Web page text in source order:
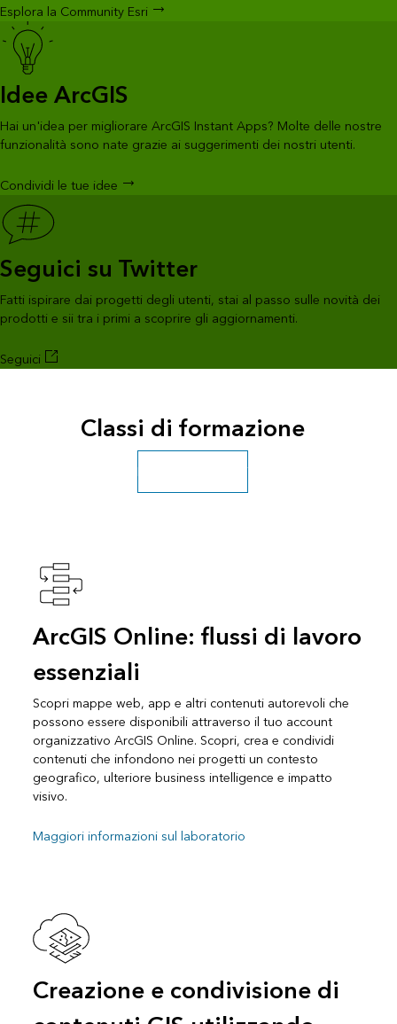
Esplora la Community Esri
Idee ArcGIS
Hai un'idea per migliorare ArcGIS Instant Apps? Molte delle nostre
funzionalità sono nate grazie ai suggerimenti dei nostri utenti.
Condividi le tue idee
Seguici su Twitter
Fatti ispirare dai progetti degli utenti, stai al passo sulle novità dei
prodotti e sii tra i primi a scoprire gli aggiornamenti.
Seguici
Classi di formazione
Esplorare altri corsi
ArcGIS Online: flussi di lavoro
essenziali
Scopri mappe web, app e altri contenuti autorevoli che
possono essere disponibili attraverso il tuo account
organizzativo ArcGIS Online. Scopri, crea e condividi
contenuti che infondono nei progetti un contesto
geografico, ulteriore business intelligence e impatto
visivo.
Maggiori informazioni sul laboratorio
Creazione e condivisione di